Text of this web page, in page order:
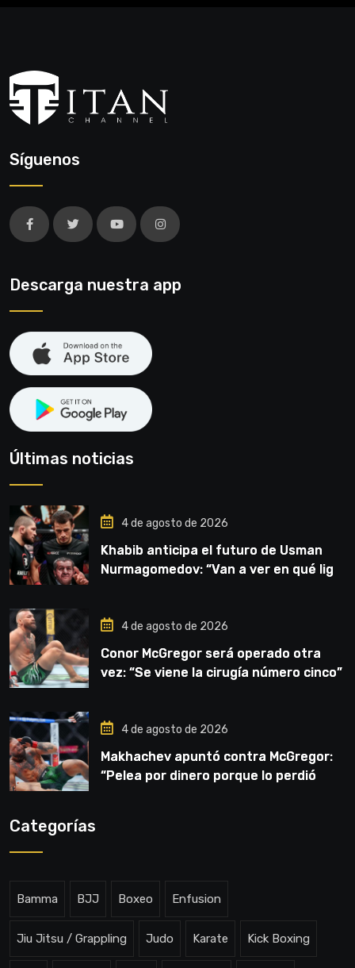
Síguenos
Descarga nuestra app
Últimas noticias
4 de agosto de 2026
Khabib anticipa el futuro de Usman
Nurmagomedov: “Van a ver en qué liga
4 de agosto de 2026
Conor McGregor será operado otra
vez: “Se viene la cirugía número cinco”
4 de agosto de 2026
Makhachev apuntó contra McGregor:
“Pelea por dinero porque lo perdió
Categorías
Bamma BJJ Boxeo Enfusion
Jiu Jitsu / Grappling Judo Karate Kick Boxing